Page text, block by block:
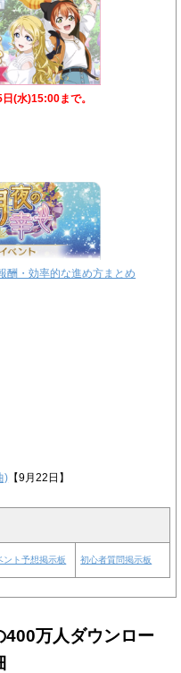
(水)15:00まで。
酬・効率的な進め方まとめ
) 【9月22日】
ント予想掲示板 初心者質問掲示板
400万人ダウンロー